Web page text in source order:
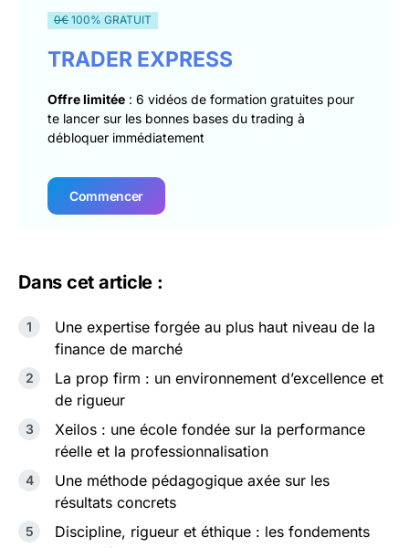
0€100% GRATUIT
TRADER EXPRESS
Offre limitée : 6 vidéos de formation gratuites pour
te lancer sur les bonnes bases du trading à
débloquer immédiatement
Commencer
Dans cet article :
Une expertise forgée au plus haut niveau de la
finance de marché
La prop firm : un environnement d’excellence et
de rigueur
Xeilos : une école fondée sur la performance
réelle et la professionnalisation
Une méthode pédagogique axée sur les
résultats concrets
Discipline, rigueur et éthique : les fondements